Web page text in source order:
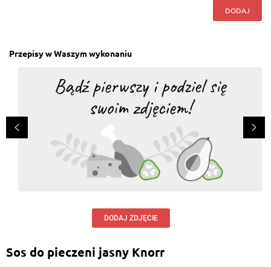
DODAJ
Przepisy w Waszym wykonaniu
DODAJ ZDJĘCIE
Sos do pieczeni jasny Knorr